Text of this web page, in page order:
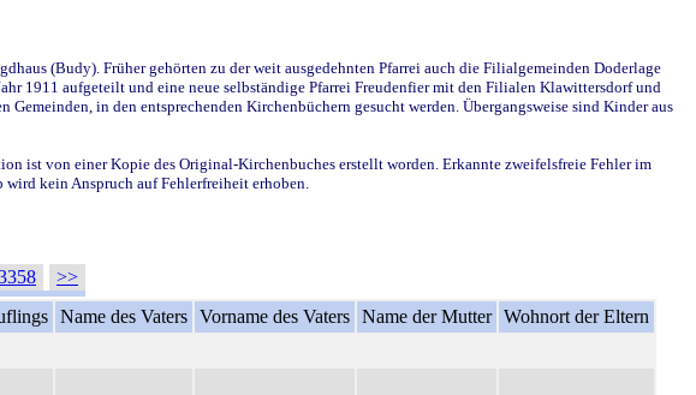
(Budy). Früher gehörten zu der weit ausgedehnten Pfarrei auch die Filialgemeinden Doderlage
1911 aufgeteilt und eine neue selbständige Pfarrei Freudenfier mit den Filialen Klawittersdorf und
in den entsprechenden Kirchenbüchern gesucht werden. Übergangsweise sind Kinder aus
ist von einer Kopie des Original-Kirchenbuches erstellt worden. Erkannte zweifelsfreie Fehler im
kein Anspruch auf Fehlerfreiheit erhoben.
>>
Name des Vaters Vorname des Vaters Name der Mutter Wohnort der Eltern